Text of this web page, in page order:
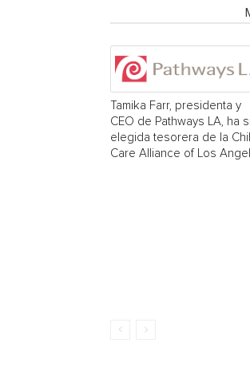
Tamika Farr, presidenta y
CEO de Pathways LA, ha
elegida tesorera de la
Care Alliance of Los